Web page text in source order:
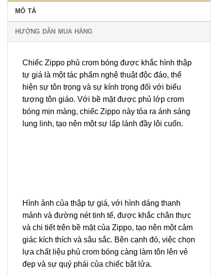
MÔ TẢ
HƯỚNG DẪN MUA HÀNG
Chiếc Zippo phủ crom bóng được khắc hình thập
tự giá là một tác phẩm nghệ thuật độc đáo, thể
hiện sự tôn trọng và sự kính trọng đối với biểu
tượng tôn giáo. Với bề mặt được phủ lớp crom
bóng mịn màng, chiếc Zippo này tỏa ra ánh sáng
lung linh, tạo nên một sự lấp lánh đầy lôi cuốn.
Hình ảnh của thập tự giá, với hình dáng thanh
mảnh và đường nét tinh tế, được khắc chân thực
và chi tiết trên bề mặt của Zippo, tạo nên một cảm
giác kích thích và sâu sắc. Bên cạnh đó, việc chọn
lựa chất liệu phủ crom bóng càng làm tôn lên vẻ
đẹp và sự quý phái của chiếc bật lửa.